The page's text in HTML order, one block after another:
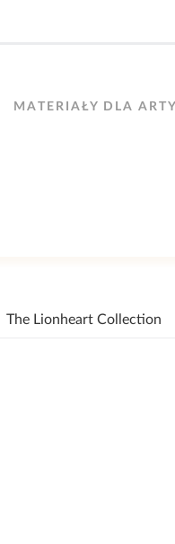
MATERIAŁY DLA
The Lionheart Collection